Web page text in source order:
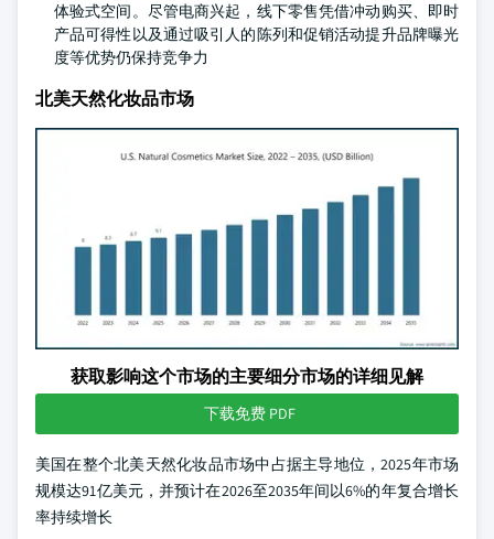
体验式空间。尽管电商兴起，线下零售凭借冲动购买、即时
产品可得性以及通过吸引人的陈列和促销活动提升品牌曝光
度等优势仍保持竞争力
北美天然化妆品市场
获取影响这个市场的主要细分市场的详细见解
下载免费 PDF
美国在整个北美天然化妆品市场中占据主导地位，2025年市场
规模达91亿美元，并预计在2026至2035年间以6%的年复合增长
率持续增长